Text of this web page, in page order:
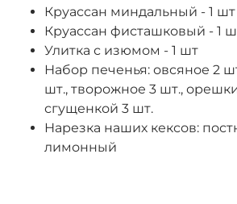
Круассан миндальный - 1 шт
Круассан фисташковый - 1
Улитка с изюмом - 1 шт
Набор печенья: овсяное 2
шт., творожное 3 шт.,
сгущенкой 3 шт.
Нарезка наших кексов:
лимонный